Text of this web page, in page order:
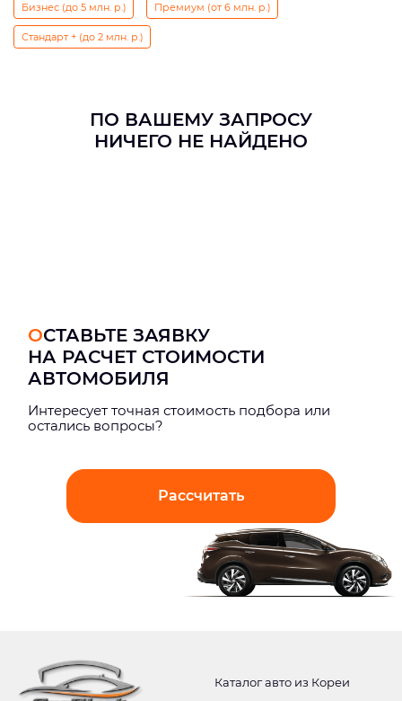
Бизнес (до 5 млн. р.) Премиум (от 6 млн. р.)
Стандарт + (до 2 млн. р.)
ПО ВАШЕМУ ЗАПРОСУ
НИЧЕГО НЕ НАЙДЕНО
ОСТАВЬТЕ ЗАЯВКУ
НА РАСЧЕТ СТОИМОСТИ
АВТОМОБИЛЯ
Интерeсует точная стоимость подбора или
остались вопросы?
Рассчитать
Каталог авто из Кореи